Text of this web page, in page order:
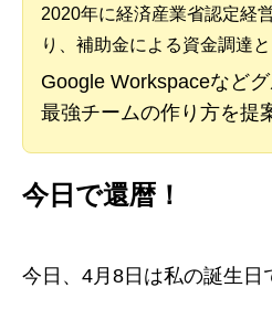
2020年に経済産業省認定経
り、補助金による資金調達と
Google Workspaceなど
最強チームの作り方を提
今日で還暦！
今日、4月8日は私の誕生日